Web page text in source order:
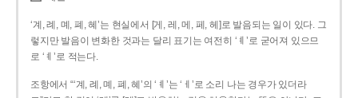
‘계, 례, 몌, 폐, 혜’는 현실에서 [게, 레, 메, 페, 헤]로 발음되는 일이 있다. 그
렇지만 발음이 변화한 것과는 달리 표기는 여전히 ‘ㅖ’로 굳어져 있으므
로 ‘ㅖ’로 적는다.
조항에서 “‘계, 례, 몌, 폐, 혜’의 ‘ㅖ’는 ‘ㅔ’로 소리 나는 경우가 있더라